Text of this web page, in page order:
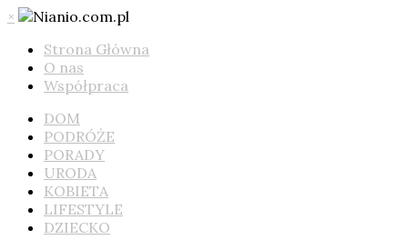
×
Strona Główna
O nas
Współpraca
DOM
PODRÓŻE
PORADY
URODA
KOBIETA
LIFESTYLE
DZIECKO